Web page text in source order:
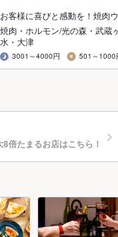
お客様に喜びと感動を！焼肉
焼肉・ホルモン/光の森・武蔵
水・大津
3001～4000円 501～1000
倍たまるお店はこちら！